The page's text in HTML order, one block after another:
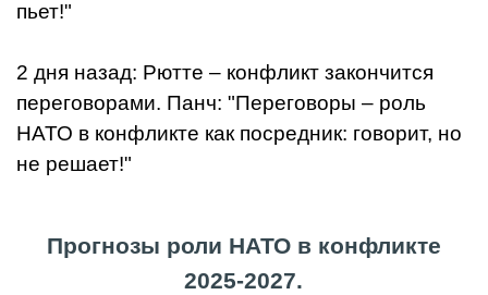
пьет!"
2 дня назад: Рютте – конфликт закончится
переговорами. Панч: "Переговоры – роль
НАТО в конфликте как посредник: говорит, но
не решает!"
Прогнозы роли НАТО в конфликте
2025-2027.